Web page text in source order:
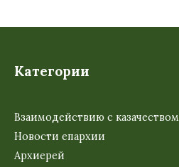
Категории
Взаимодействию с казачеством
Новости епархии
Архиерей